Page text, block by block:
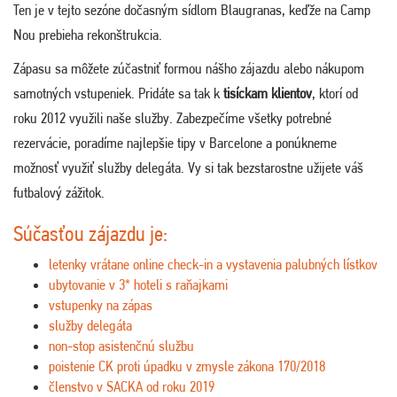
Ten je v tejto sezóne dočasným sídlom Blaugranas, keďže na Camp
Nou prebieha rekonštrukcia.
Zápasu sa môžete zúčastniť formou nášho zájazdu alebo nákupom
samotných vstupeniek. Pridáte sa tak ktisíckam klientov, ktorí od
roku 2012 využili naše služby. Zabezpečíme všetky potrebné
rezervácie, poradíme najlepšie tipy v Barcelone a ponúkneme
možnosť využiť služby delegáta. Vy si tak bezstarostne užijete váš
futbalový zážitok.
Súčasťou zájazdu je:
letenky vrátane online check-in a vystavenia palubných lístkov
ubytovanie v 3* hoteli s raňajkami
vstupenky na zápas
služby delegáta
non-stop asistenčnú službu
poistenie CK proti úpadku v zmysle zákona 170/2018
členstvo v SACKA od roku 2019